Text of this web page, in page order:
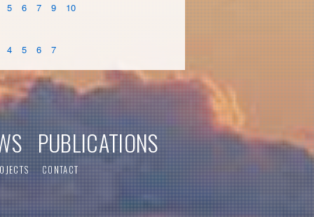
5 6 7 9 10
4 5 6 7
PUBLICATIONS
CONTACT